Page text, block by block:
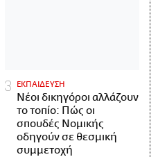
ΕΚΠΑΙΔΕΥΣΗ
Νέοι δικηγόροι αλλάζουν
το τοπίο: Πώς οι
σπουδές Νομικής
οδηγούν σε θεσμική
συμμετοχή